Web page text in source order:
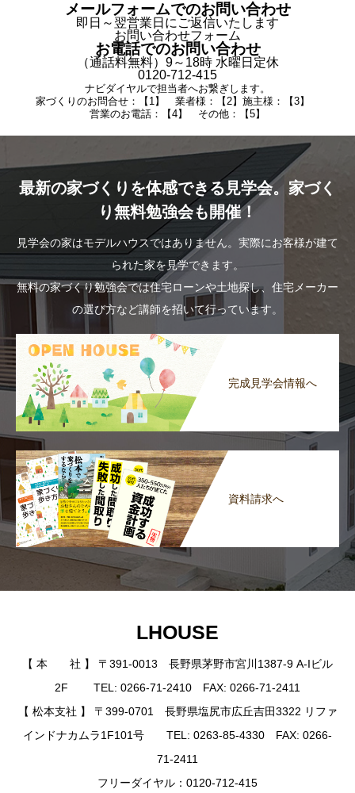
メールフォームでのお問い合わせ
即日～翌営業日にご返信いたします
お問い合わせフォーム
お電話でのお問い合わせ
（通話料無料）9～18時 水曜日定休
0120-712-415
ナビダイヤルで担当者へお繋ぎします。
家づくりのお問合せ：【1】 業者様：【2】施主様：【3】
営業のお電話：【4】 その他：【5】
最新の家づくりを体感できる見学会。家づく
り無料勉強会も開催！
見学会の家はモデルハウスではありません。実際にお客様が建て
られた家を見学できます。
無料の家づくり勉強会では住宅ローンや土地探し、住宅メーカー
の選び方など講師を招いて行っています。
完成見学会情報へ
資料請求へ
LHOUSE
【 本 社 】 〒391-0013 長野県茅野市宮川1387-9 A-Iビル
2F TEL: 0266-71-2410 FAX: 0266-71-2411
【 松本支社 】 〒399-0701 長野県塩尻市広丘吉田3322 リファ
インドナカムラ1F101号 TEL: 0263-85-4330 FAX: 0266-
71-2411
フリーダイヤル：0120-712-415